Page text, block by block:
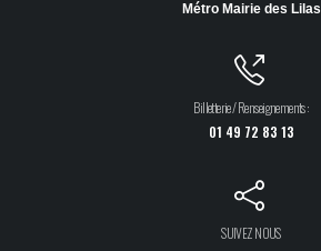
Métro Mairie des Lilas
Billetterie / Renseignements :
01 49 72 83 13
SUIVEZ NOUS